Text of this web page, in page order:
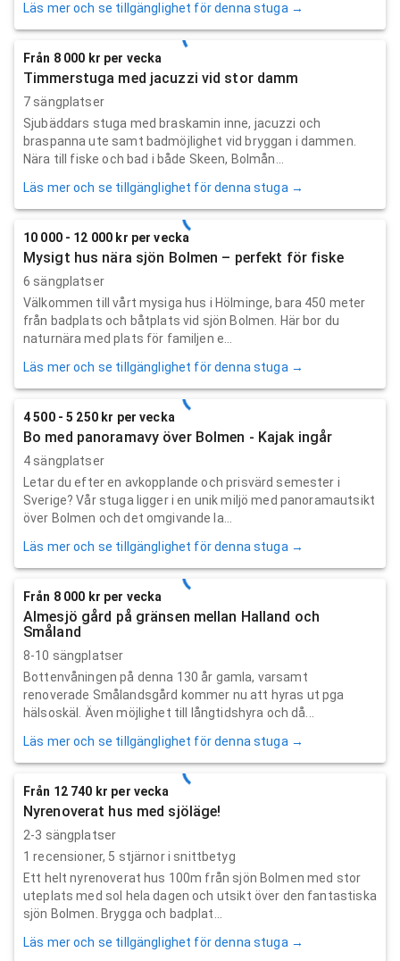
Läs mer och se tillgänglighet för denna stuga →
Från 8 000 kr per vecka
Timmerstuga med jacuzzi vid stor damm
7 sängplatser
Sjubäddars stuga med braskamin inne, jacuzzi och
braspanna ute samt badmöjlighet vid bryggan i dammen.
Nära till fiske och bad i både Skeen, Bolmån...
Läs mer och se tillgänglighet för denna stuga →
10 000 - 12 000 kr per vecka
Mysigt hus nära sjön Bolmen – perfekt för fiske
6 sängplatser
Välkommen till vårt mysiga hus i Hölminge, bara 450 meter
från badplats och båtplats vid sjön Bolmen. Här bor du
naturnära med plats för familjen e...
Läs mer och se tillgänglighet för denna stuga →
4 500 - 5 250 kr per vecka
Bo med panoramavy över Bolmen - Kajak ingår
4 sängplatser
Letar du efter en avkopplande och prisvärd semester i
Sverige? Vår stuga ligger i en unik miljö med panoramautsikt
över Bolmen och det omgivande la...
Läs mer och se tillgänglighet för denna stuga →
Från 8 000 kr per vecka
Almesjö gård på gränsen mellan Halland och
Småland
8-10 sängplatser
Bottenvåningen på denna 130 år gamla, varsamt
renoverade Smålandsgård kommer nu att hyras ut pga
hälsoskäl. Även möjlighet till långtidshyra och då...
Läs mer och se tillgänglighet för denna stuga →
Från 12 740 kr per vecka
Nyrenoverat hus med sjöläge!
2-3 sängplatser
1 recensioner, 5 stjärnor i snittbetyg
Ett helt nyrenoverat hus 100m från sjön Bolmen med stor
uteplats med sol hela dagen och utsikt över den fantastiska
sjön Bolmen. Brygga och badplat...
Läs mer och se tillgänglighet för denna stuga →